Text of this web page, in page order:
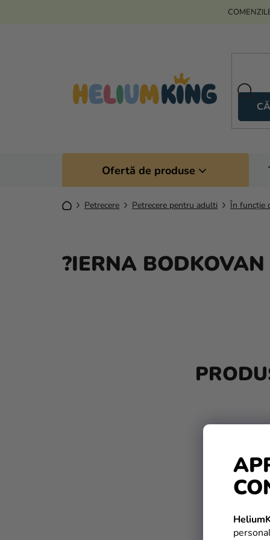
Ofertă de produse
Acasă Petrecere Petrecere pentru adulti În funcție
?IERNA BODKOVAN